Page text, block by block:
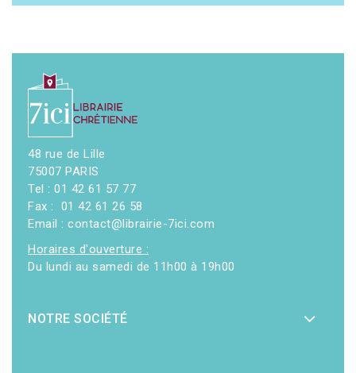
48 rue de Lille
75007 PARIS
Tel : 01 42 61 57 77
Fax : 01 42 61 26 58
Email : contact@librairie-7ici.com
Horaires d'ouverture :
Du lundi au samedi de 11h00 à 19h00
NOTRE SOCIÉTÉ